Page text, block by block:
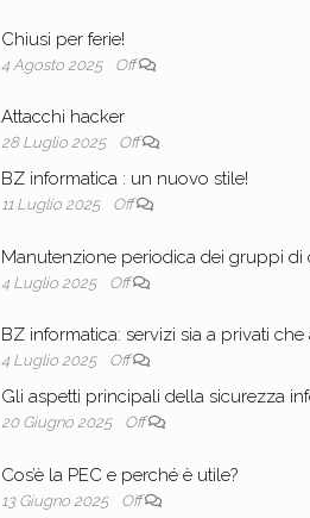
Chiusi per ferie!
4 Agosto 2025 Off
Attacchi hacker
28 Luglio 2025 Off
BZ informatica : un nuovo stile!
11 Luglio 2025 Off
Manutenzione periodica dei gruppi di
4 Luglio 2025 Off
BZ informatica: servizi sia a privati
4 Luglio 2025 Off
Gli aspetti principali della sicurezza
20 Giugno 2025 Off
Cos’è la PEC e perché è utile?
13 Giugno 2025 Off